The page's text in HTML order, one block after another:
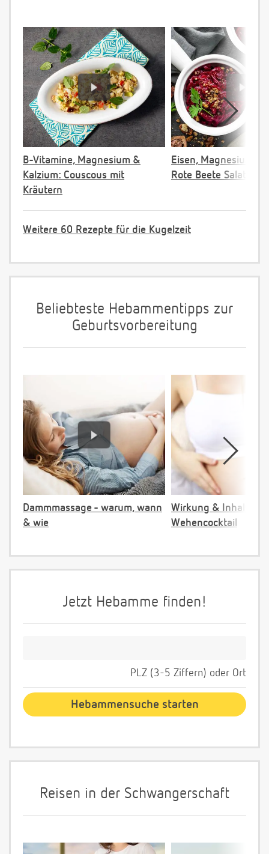
B-Vitamine, Magnesium &
Kalzium: Couscous mit
Kräutern
Eisen, Magnesium &
Rote Beete Salat
Weitere 60 Rezepte für die Kugelzeit
Beliebteste Hebammentipps zur
Geburtsvorbereitung
Dammmassage - warum, wann
& wie
Wirkung & Inhalt:
Wehencocktail
Jetzt Hebamme finden!
PLZ (3-5 Ziffern) oder Ort
Reisen in der Schwangerschaft